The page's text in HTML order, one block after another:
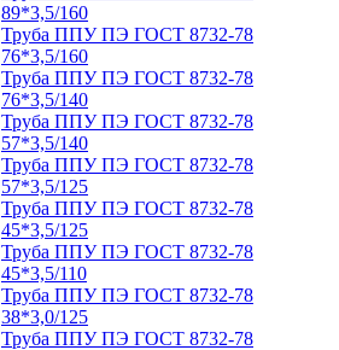
89*3,5/160
Труба ППУ ПЭ ГОСТ 8732-78
76*3,5/160
Труба ППУ ПЭ ГОСТ 8732-78
76*3,5/140
Труба ППУ ПЭ ГОСТ 8732-78
57*3,5/140
Труба ППУ ПЭ ГОСТ 8732-78
57*3,5/125
Труба ППУ ПЭ ГОСТ 8732-78
45*3,5/125
Труба ППУ ПЭ ГОСТ 8732-78
45*3,5/110
Труба ППУ ПЭ ГОСТ 8732-78
38*3,0/125
Труба ППУ ПЭ ГОСТ 8732-78